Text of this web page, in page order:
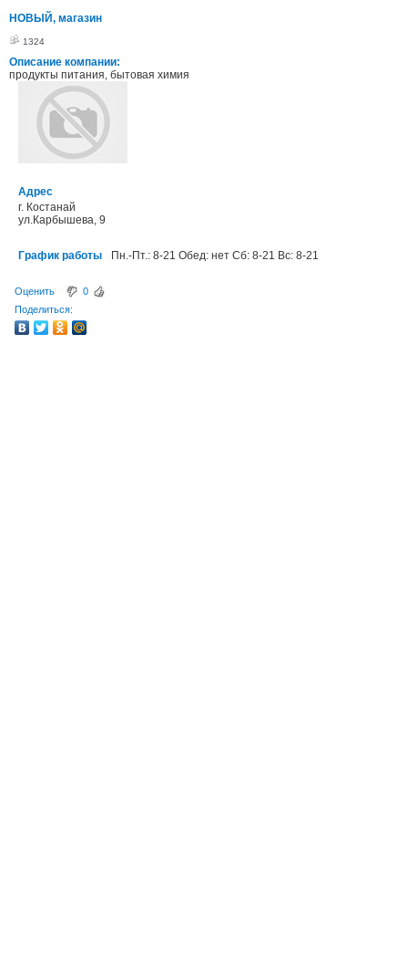
НОВЫЙ, магазин
1324
Описание компании:
продукты питания, бытовая химия
Адрес
г. Костанай
ул.Карбышева, 9
График работы Пн.-Пт.: 8-21 Обед: нет Сб: 8-21 Вс: 8-21
Оценить
0
Поделиться: